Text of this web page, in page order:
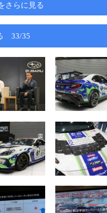
さらに見る
33/35